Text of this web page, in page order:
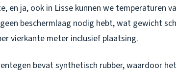
en ja, ook in Lisse kunnen we temperaturen
beschermlaag nodig hebt, wat gewicht
vierkante meter inclusief plaatsing.
bevat synthetisch rubber, waardoor